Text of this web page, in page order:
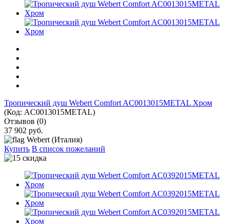
Тропический душ Webert Comfort AC0013015METAL Хром
(Код: AC0013015METAL)
Отзывов (0)
37 902 руб.
Webert (Италия)
Купить В список пожеланий